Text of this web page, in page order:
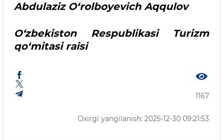
Abdulaziz O‘rolboyevich Aqqulov
O‘zbekiston Respublikasi Turizm
qo‘mitasi raisi
1167
Oxirgi yangilanish: 2025-12-30 09:21:53